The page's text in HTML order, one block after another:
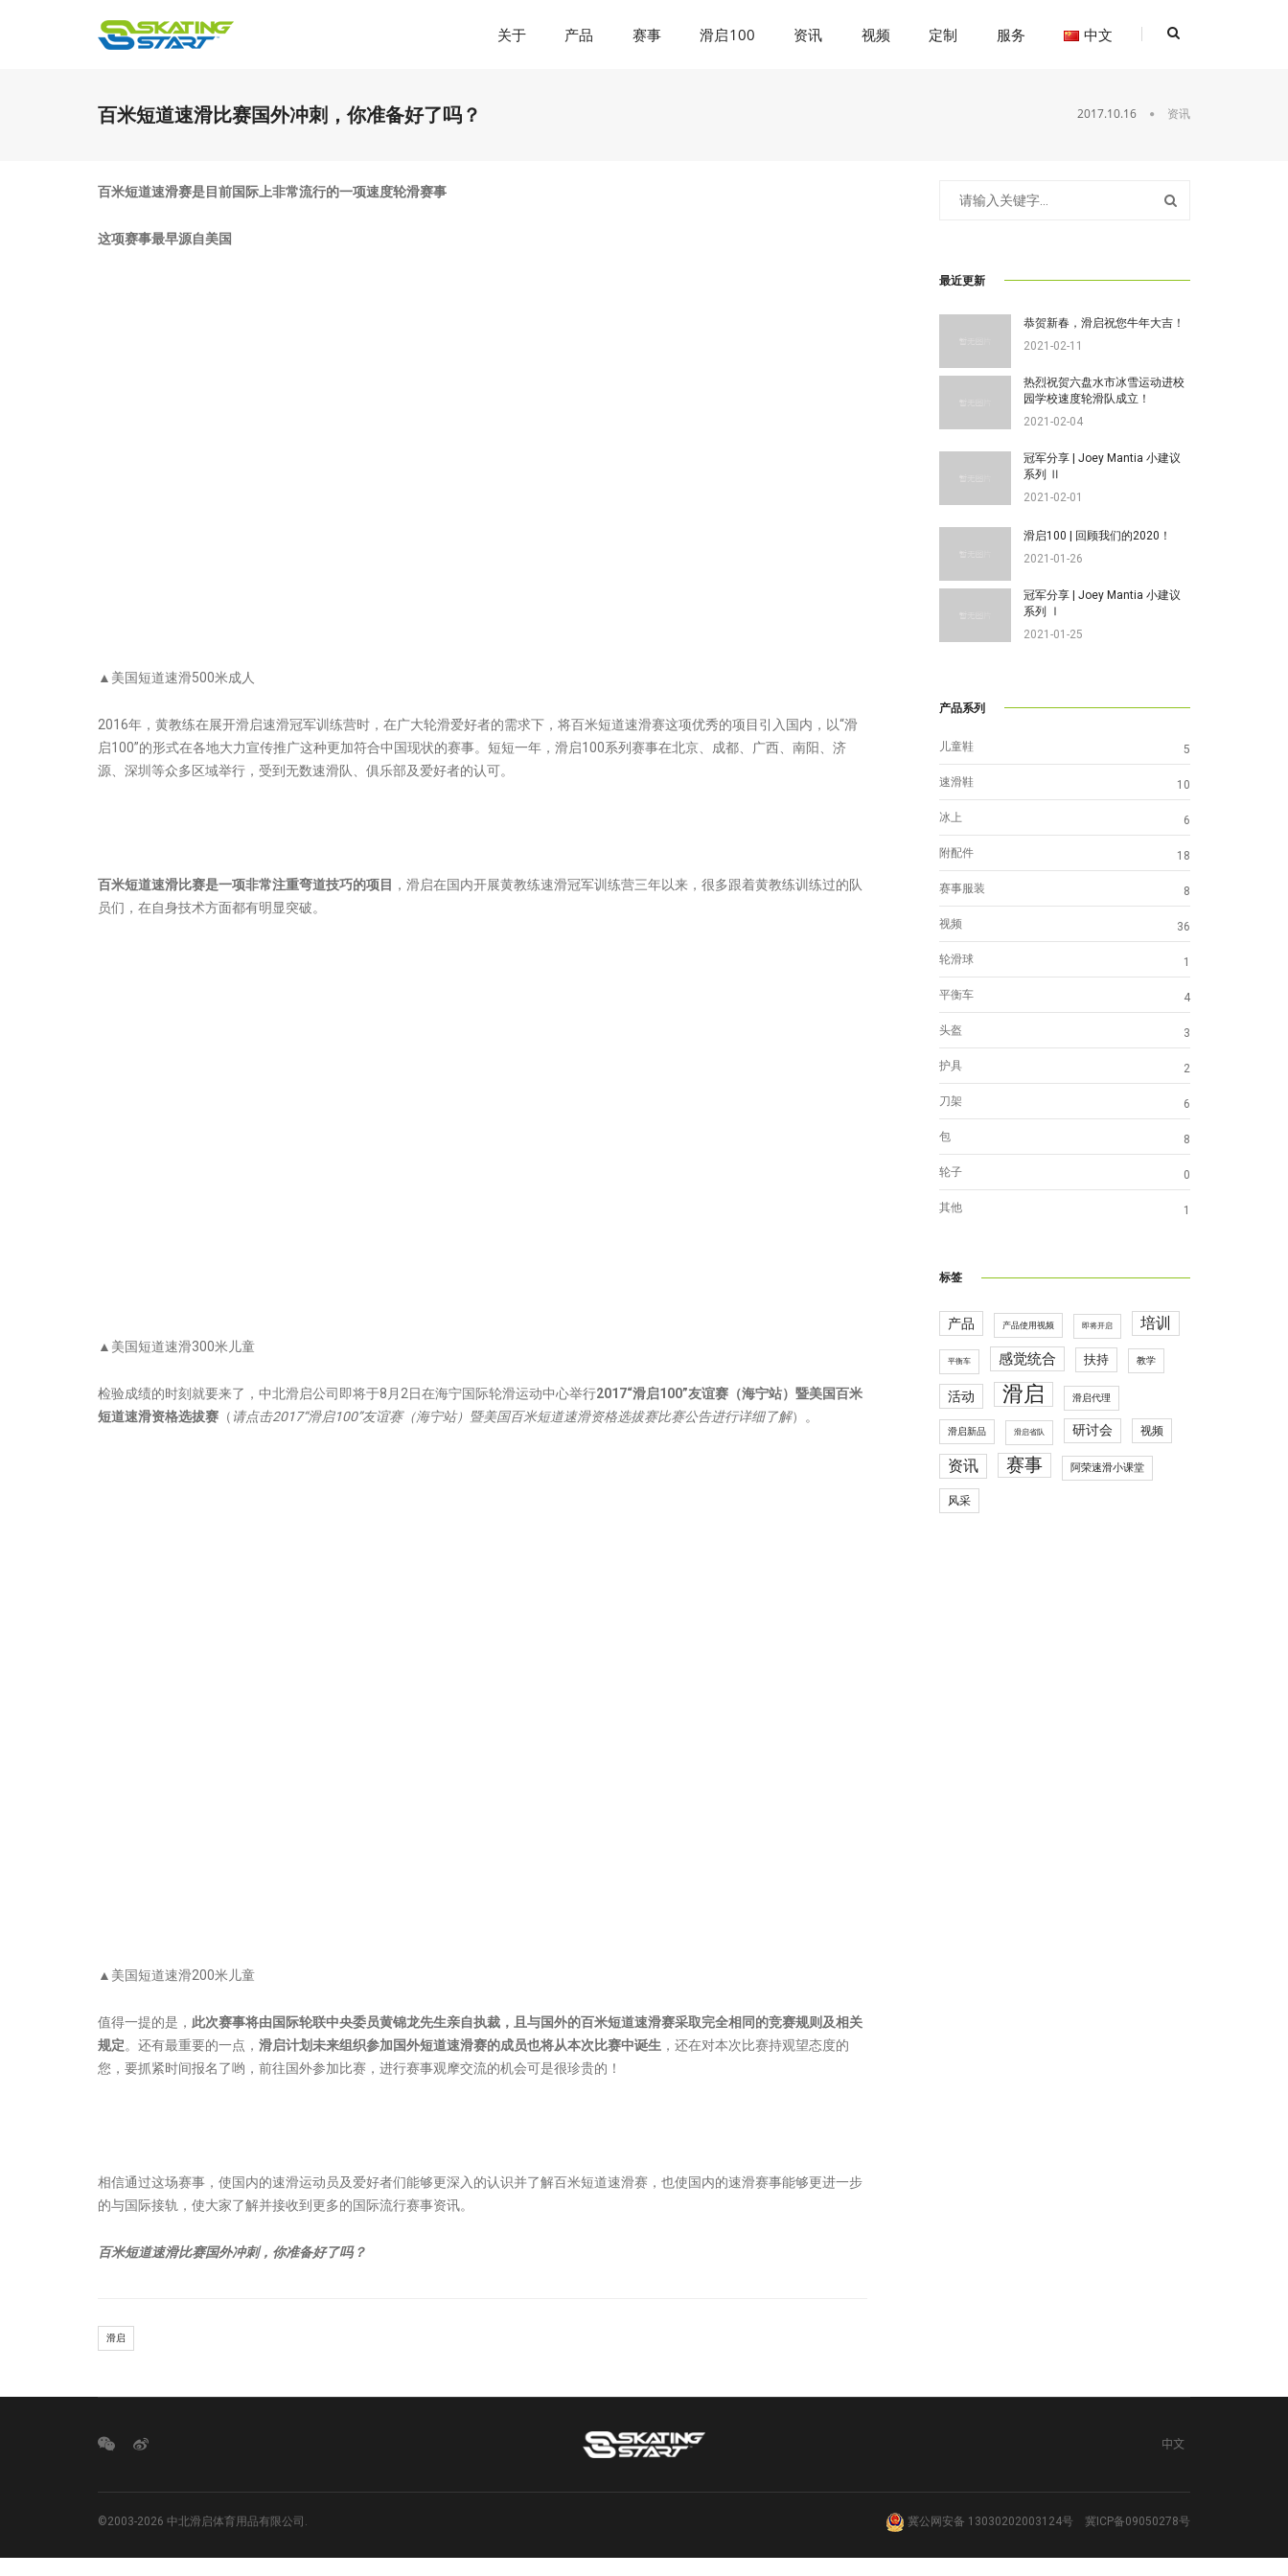
关于 产品 赛事 滑启100 资讯 视频 定制 服务 中文
百米短道速滑比赛国外冲刺，你准备好了吗？ 2017.10.16 资讯
百米短道速滑赛是目前国际上非常流行的一项速度轮滑赛事
这项赛事最早源自美国
▲美国短道速滑500米成人
2016年，黄教练在展开滑启速滑冠军训练营时，在广大轮滑爱好者的需求下，将百米短道速滑赛这项优秀的项目引入国内，以“滑
启100”的形式在各地大力宣传推广这种更加符合中国现状的赛事。短短一年，滑启100系列赛事在北京、成都、广西、南阳、济
源、深圳等众多区域举行，受到无数速滑队、俱乐部及爱好者的认可。
百米短道速滑比赛是一项非常注重弯道技巧的项目
，滑启在国内开展黄教练速滑冠军训练营三年以来，很多跟着黄教练训练过的队
员们，在自身技术方面都有明显突破。
▲美国短道速滑300米儿童
检验成绩的时刻就要来了，中北滑启公司即将于8月2日在海宁国际轮滑运动中心举行2017“滑启100”友谊赛（海宁站）暨美国百米
短道速滑资格选拔赛 （ 请点击2017“滑启100”友谊赛（海宁站）暨美国百米短道速滑资格选拔赛比赛公告进行详细了解）。
▲美国短道速滑200米儿童
值得一提的是， 此次赛事将由国际轮联中央委员黄锦龙先生亲自执裁，且与国外的百米短道速滑赛采取完全相同的竞赛规则及相关
规定。还有最重要的一点， 滑启计划未来组织参加国外短道速滑赛的成员也将从本次比赛中诞生 ，还在对本次比赛持观望态度的
您，要抓紧时间报名了哟，前往国外参加比赛，进行赛事观摩交流的机会可是很珍贵的！
相信通过这场赛事，使国内的速滑运动员及爱好者们能够更深入的认识并了解百米短道速滑赛，也使国内的速滑赛事能够更进一步
的与国际接轨，使大家了解并接收到更多的国际流行赛事资讯。
百米短道速滑比赛国外冲刺，你准备好了吗？
滑启
最近更新
恭贺新春，滑启祝您牛年大吉！
2021-02-11
热烈祝贺六盘水市冰雪运动进校
园学校速度轮滑队成立！
2021-02-04
冠军分享 | Joey Mantia 小建议
系列 Ⅱ
2021-02-01
滑启100 | 回顾我们的2020！
2021-01-26
冠军分享 | Joey Mantia 小建议
系列 Ⅰ
2021-01-25
产品系列
儿童鞋 5
速滑鞋 10
冰上 6
附配件 18
赛事服装 8
视频 36
轮滑球 1
平衡车 4
头盔 3
护具 2
刀架 6
包 8
轮子 0
其他 1
标签
产品 产品使用视频 即将开启 培训
平衡车 感觉统合 扶持 教学
活动 滑启 滑启代理
滑启新品 滑启省队 研讨会 视频
资讯 赛事 阿荣速滑小课堂
风采
中文
©2003-2026 中北滑启体育用品有限公司. 冀公网安备 13030202003124号 冀ICP备09050278号